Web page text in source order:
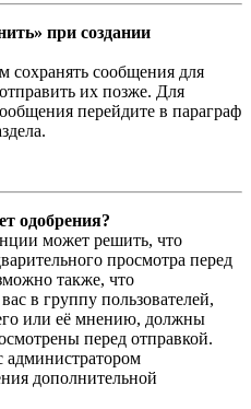
при создании
сохранять сообщения для
их позже. Для
перейдите в параграф
одобрения?
может решить, что
просмотра перед
также, что
в группу пользователей,
или её мнению, должны
перед отправкой.
администратором
дополнительной